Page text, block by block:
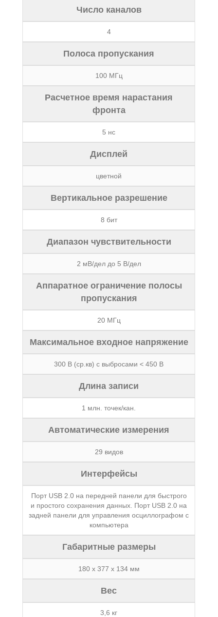
Число каналов
4
Полоса пропускания
100 MГц
Расчетное время нарастания
фронта
5 нс
Дисплей
цветной
Вертикальное разрешение
8 бит
Диапазон чувствительности
2 мВ/дел до 5 В/дел
Аппаратное ограничение полосы
пропускания
20 МГц
Максимальное входное напряжение
300 В (ср.кв) с выбросами < 450 В
Длина записи
1 млн. точек/кан.
Автоматические измерения
29 видов
Интерфейсы
Порт USB 2.0 на передней панели для быстрого
и простого сохранения данных. Порт USB 2.0 на
задней панели для управления осциллографом с
компьютера
Габаритные размеры
180 x 377 x 134 мм
Вес
3,6 кг